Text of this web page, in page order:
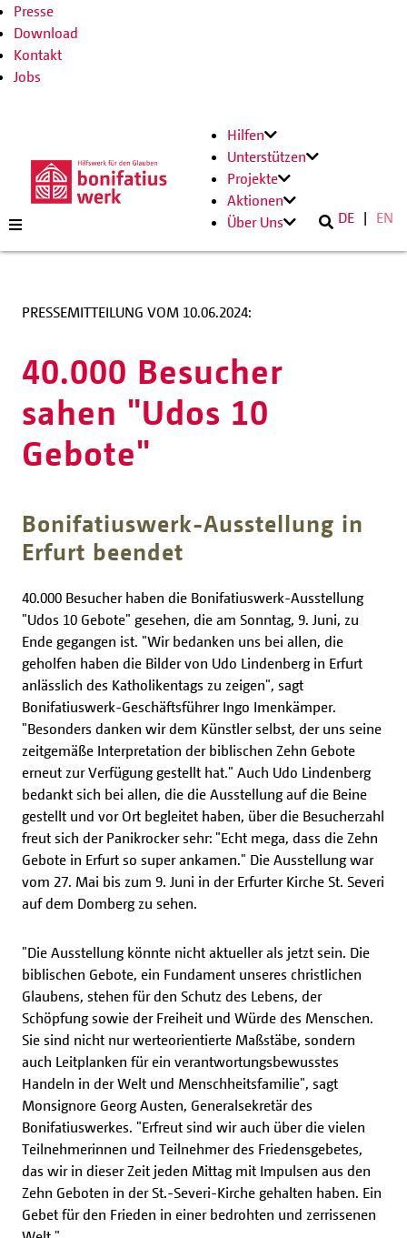
Presse
Download
Kontakt
Jobs
Hilfen
Unterstützen
Projekte
Aktionen
Über Uns
DE EN
PRESSEMITTEILUNG VOM 10.06.2024:
40.000 Besucher
sahen "Udos 10
Gebote"
Bonifatiuswerk-Ausstellung in
Erfurt beendet
40.000 Besucher haben die Bonifatiuswerk-Ausstellung
"Udos 10 Gebote" gesehen, die am Sonntag, 9. Juni, zu
Ende gegangen ist. "Wir bedanken uns bei allen, die
geholfen haben die Bilder von Udo Lindenberg in Erfurt
anlässlich des Katholikentags zu zeigen", sagt
Bonifatiuswerk-Geschäftsführer Ingo Imenkämper.
"Besonders danken wir dem Künstler selbst, der uns seine
zeitgemäße Interpretation der biblischen Zehn Gebote
erneut zur Verfügung gestellt hat." Auch Udo Lindenberg
bedankt sich bei allen, die die Ausstellung auf die Beine
gestellt und vor Ort begleitet haben, über die Besucherzahl
freut sich der Panikrocker sehr: "Echt mega, dass die Zehn
Gebote in Erfurt so super ankamen." Die Ausstellung war
vom 27. Mai bis zum 9. Juni in der Erfurter Kirche St. Severi
auf dem Domberg zu sehen.
"Die Ausstellung könnte nicht aktueller als jetzt sein. Die
biblischen Gebote, ein Fundament unseres christlichen
Glaubens, stehen für den Schutz des Lebens, der
Schöpfung sowie der Freiheit und Würde des Menschen.
Sie sind nicht nur werteorientierte Maßstäbe, sondern
auch Leitplanken für ein verantwortungsbewusstes
Handeln in der Welt und Menschheitsfamilie", sagt
Monsignore Georg Austen, Generalsekretär des
Bonifatiuswerkes. "Erfreut sind wir auch über die vielen
Teilnehmerinnen und Teilnehmer des Friedensgebetes,
das wir in dieser Zeit jeden Mittag mit Impulsen aus den
Zehn Geboten in der St.-Severi-Kirche gehalten haben. Ein
Gebet für den Frieden in einer bedrohten und zerrissenen